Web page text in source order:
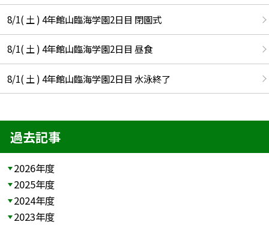
8/1( 土 ) 4年館山臨海学園2日目 閉園式
8/1( 土 ) 4年館山臨海学園2日目 昼食
8/1( 土 ) 4年館山臨海学園2日目 水泳終了
過去記事
2026年度
2025年度
2024年度
2023年度